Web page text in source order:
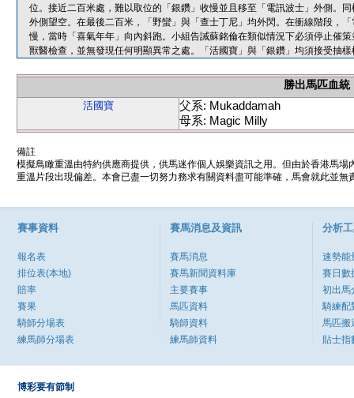
位。接近二百米處，難以取位的「銀鑽」收慢並且移至「電訊波士」外側。
外側望空。在最後二百米，「野蠻」與「查士丁尼」均外閃。在衝線階段，
慢，當時「喜氣年年」向內斜跑。小組告誡蘇銘倫在類似情況下必須停止催
獸醫檢查，並無發現任何明顯異常之處。「活國寶」與「銀鑽」均須接受抽樣
勝出馬匹血統
活國寶
父系: Mukaddamah
母系: Magic Milly
備註
模擬鳥瞰重溫由特約供應商提供，供馬迷作個人娛樂資訊之用。但由於香港馬
重溫片段出現偏差。本會已盡一切努力務求有關資料盡可能準確，馬會就此並
賽事資料
報名表
排位表(本地)
賠率
賽果
騎師分場表
練馬師分場表
賽馬消息及資訊
賽馬消息
賽馬新聞資料庫
主要賽事
馬匹資料
騎師資料
練馬師資料
分析
速勢能
賽日數
初出馬
騎練配
馬匹搬
貼士指
博彩要有節制